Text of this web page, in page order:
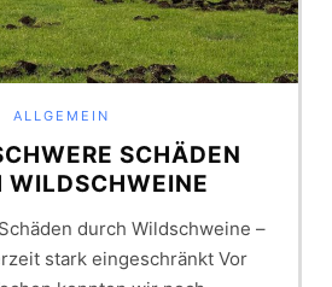
ALLGEMEIN
SCHÄDEN
WILDSCHWEINE
durch Wildschweine –
stark eingeschränkt Vor